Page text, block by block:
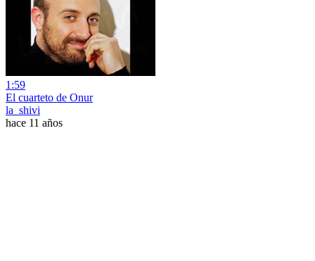
1:59
El cuarteto de Onur
la_shivi
hace 11 años